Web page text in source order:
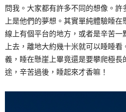
問我。大家都有許多不同的想像。
上是他們的夢想。其實單純體驗睡
線上有個平台的地方，或者是辛苦一
上去，離地大約幾十米就可以睡睡
義，睡在懸崖上畢竟還是要攀爬極長
途，辛苦過後，睡起來才香嘛！